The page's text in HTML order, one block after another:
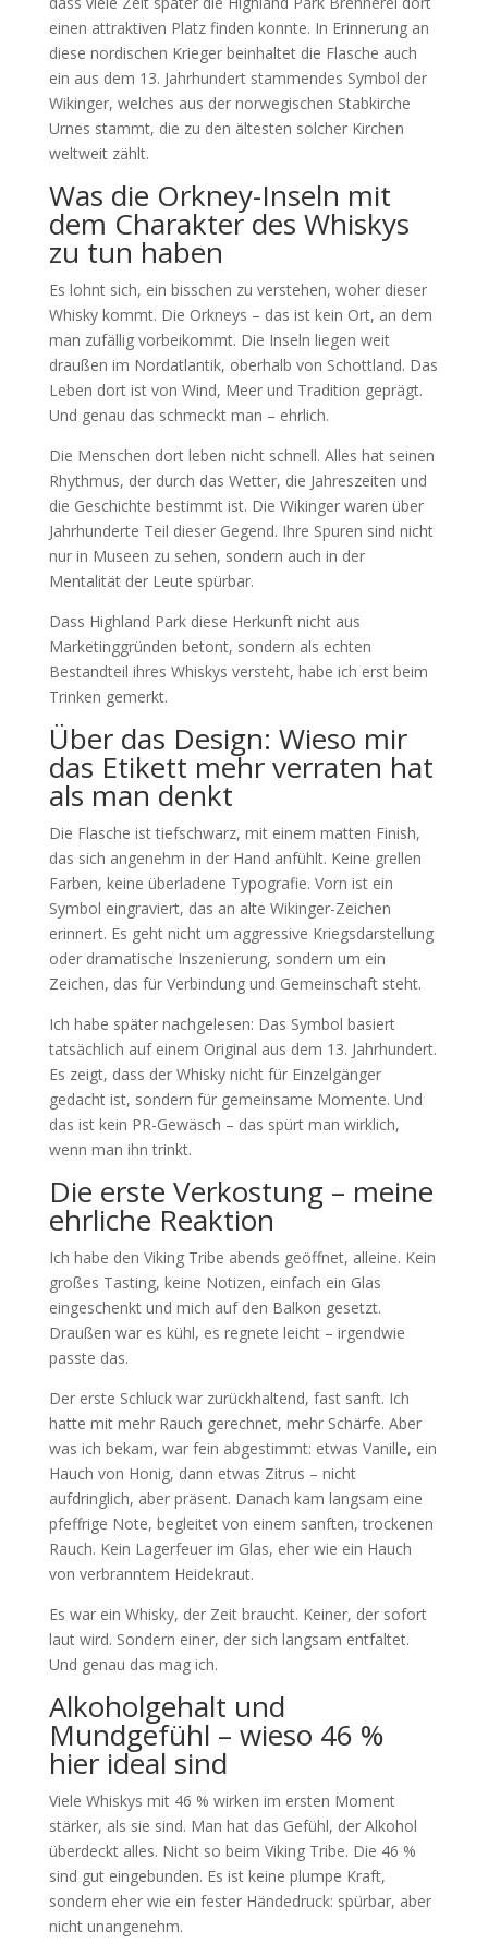
einen attraktiven Platz finden konnte. In Erinnerung an
diese nordischen Krieger beinhaltet die Flasche auch
ein aus dem 13. Jahrhundert stammendes Symbol der
Wikinger, welches aus der norwegischen Stabkirche
Urnes stammt, die zu den ältesten solcher Kirchen
weltweit zählt.
Was die Orkney-Inseln mit
dem Charakter des Whiskys
zu tun haben
Es lohnt sich, ein bisschen zu verstehen, woher dieser
Whisky kommt. Die Orkneys – das ist kein Ort, an dem
man zufällig vorbeikommt. Die Inseln liegen weit
draußen im Nordatlantik, oberhalb von Schottland. Das
Leben dort ist von Wind, Meer und Tradition geprägt.
Und genau das schmeckt man – ehrlich.
Die Menschen dort leben nicht schnell. Alles hat seinen
Rhythmus, der durch das Wetter, die Jahreszeiten und
die Geschichte bestimmt ist. Die Wikinger waren über
Jahrhunderte Teil dieser Gegend. Ihre Spuren sind nicht
nur in Museen zu sehen, sondern auch in der
Mentalität der Leute spürbar.
Dass Highland Park diese Herkunft nicht aus
Marketinggründen betont, sondern als echten
Bestandteil ihres Whiskys versteht, habe ich erst beim
Trinken gemerkt.
Über das Design: Wieso mir
das Etikett mehr verraten hat
als man denkt
Die Flasche ist tiefschwarz, mit einem matten Finish,
das sich angenehm in der Hand anfühlt. Keine grellen
Farben, keine überladene Typografie. Vorn ist ein
Symbol eingraviert, das an alte Wikinger-Zeichen
erinnert. Es geht nicht um aggressive Kriegsdarstellung
oder dramatische Inszenierung, sondern um ein
Zeichen, das für Verbindung und Gemeinschaft steht.
Ich habe später nachgelesen: Das Symbol basiert
tatsächlich auf einem Original aus dem 13. Jahrhundert.
Es zeigt, dass der Whisky nicht für Einzelgänger
gedacht ist, sondern für gemeinsame Momente. Und
das ist kein PR-Gewäsch – das spürt man wirklich,
wenn man ihn trinkt.
Die erste Verkostung – meine
ehrliche Reaktion
Ich habe den Viking Tribe abends geöffnet, alleine. Kein
großes Tasting, keine Notizen, einfach ein Glas
eingeschenkt und mich auf den Balkon gesetzt.
Draußen war es kühl, es regnete leicht – irgendwie
passte das.
Der erste Schluck war zurückhaltend, fast sanft. Ich
hatte mit mehr Rauch gerechnet, mehr Schärfe. Aber
was ich bekam, war fein abgestimmt: etwas Vanille, ein
Hauch von Honig, dann etwas Zitrus – nicht
aufdringlich, aber präsent. Danach kam langsam eine
pfeffrige Note, begleitet von einem sanften, trockenen
Rauch. Kein Lagerfeuer im Glas, eher wie ein Hauch
von verbranntem Heidekraut.
Es war ein Whisky, der Zeit braucht. Keiner, der sofort
laut wird. Sondern einer, der sich langsam entfaltet.
Und genau das mag ich.
Alkoholgehalt und
Mundgefühl – wieso 46 %
hier ideal sind
Viele Whiskys mit 46 % wirken im ersten Moment
stärker, als sie sind. Man hat das Gefühl, der Alkohol
überdeckt alles. Nicht so beim Viking Tribe. Die 46 %
sind gut eingebunden. Es ist keine plumpe Kraft,
sondern eher wie ein fester Händedruck: spürbar, aber
nicht unangenehm.